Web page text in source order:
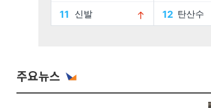
주요뉴스